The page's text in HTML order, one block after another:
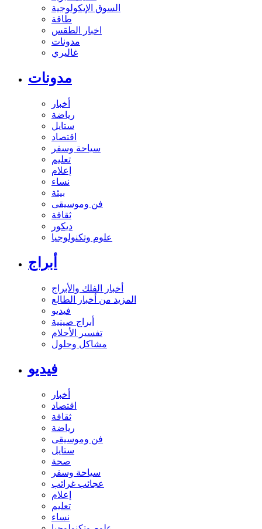
السوق الإيكولوجية
طاقة
اخبار الطقس
مدونات
غاليري
مدونات
أخبار
رياضة
ستايل
اقتصاد
سياحة وسفر
تعليم
إعلام
نساء
بيئة
فن وموسيقى
ثقافة
ديكور
علوم وتكنولوجيا
أبراج
أخبار الفلك والأبراج
المزيد من أخبار الطالع
فيديو
أبراج صينية
تفسير الأحلام
مشاكل وحلول
فيديو
أخبار
اقتصاد
ثقافة
رياضة
فن وموسيقى
ستايل
صحة
سياحة وسفر
عجائب غرائب
إعلام
تعليم
نساء